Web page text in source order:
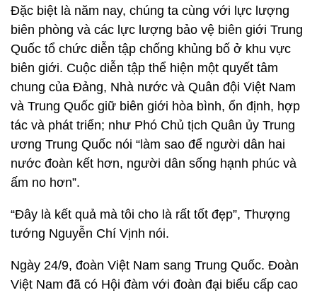
Đặc biệt là năm nay, chúng ta cùng với lực lượng
biên phòng và các lực lượng bảo vệ biên giới Trung
Quốc tổ chức diễn tập chống khủng bố ở khu vực
biên giới. Cuộc diễn tập thể hiện một quyết tâm
chung của Đảng, Nhà nước và Quân đội Việt Nam
và Trung Quốc giữ biên giới hòa bình, ổn định, hợp
tác và phát triển; như Phó Chủ tịch Quân ủy Trung
ương Trung Quốc nói “làm sao để người dân hai
nước đoàn kết hơn, người dân sống hạnh phúc và
ấm no hơn”.
“Đây là kết quả mà tôi cho là rất tốt đẹp”, Thượng
tướng Nguyễn Chí Vịnh nói.
Ngày 24/9, đoàn Việt Nam sang Trung Quốc. Đoàn
Việt Nam đã có Hội đàm với đoàn đại biểu cấp cao